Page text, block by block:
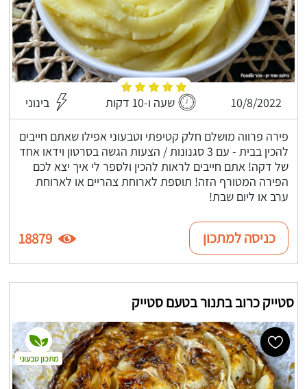
10/8/2022 שעה ו-10 דקות בינוני
פירה פרווה מושלם חלק קטיפתי וטבעוני אפילו שאתם חייבים
להכין בבית - עם 3 סגנונות / הצעות הגשה בסרטון וידאו אחד
של דקה! אתם חייבים לראות להכין ולספר לי איך יצא לכם
הפירה המטורף הזה! תוספת לארוחת צהריים או לארוחת
ערב או ליום שבת!
כניסה למתכון 18879
סטייק כרוב בתנור בטעם סטייק
מתכון טבעוני